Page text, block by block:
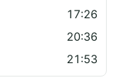
17:26
20:36
21:53